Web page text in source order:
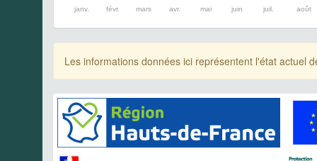
janv. févr. mars avr. mai juin juil. août
Les informations données ici représentent l'état actuel